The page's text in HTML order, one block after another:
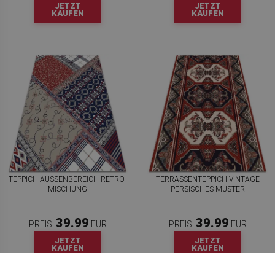
JETZT
KAUFEN
JETZT
KAUFEN
TEPPICH AUSSENBEREICH RETRO-M
ISCHUNG
PREIS: 39.99 EUR
JETZT
KAUFEN
TERRASSENTEPPICH VINTAGE
PERSISCHES MUSTER
PREIS: 39.99 EUR
JETZT
KAUFEN